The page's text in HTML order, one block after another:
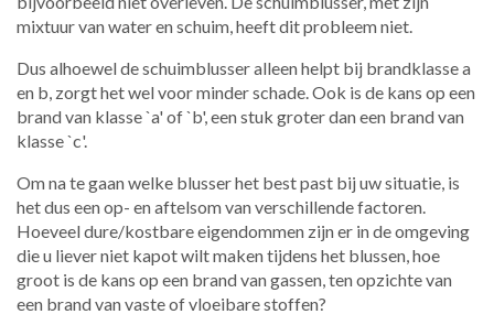
mixtuur van water en schuim, heeft dit probleem niet.
Dus alhoewel de schuimblusser alleen helpt bij brandklasse a
en b, zorgt het wel voor minder schade. Ook is de kans op een
brand van klasse `a' of `b', een stuk groter dan een brand van
klasse `c'.
Om na te gaan welke blusser het best past bij uw situatie, is
het dus een op- en aftelsom van verschillende factoren.
Hoeveel dure/kostbare eigendommen zijn er in de omgeving
die u liever niet kapot wilt maken tijdens het blussen, hoe
groot is de kans op een brand van gassen, ten opzichte van
een brand van vaste of vloeibare stoffen?